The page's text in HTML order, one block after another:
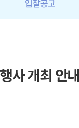
입찰공고
사 개최 안